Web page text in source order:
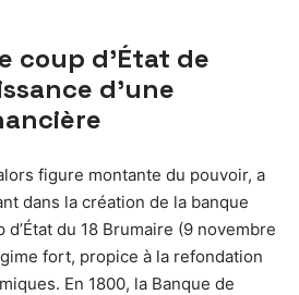
coup d’État de
d’une
figure montante du pouvoir, a
dans la création de la banque
du 18 Brumaire (9 novembre
fort, propice à la refondation
En 1800, la Banque de